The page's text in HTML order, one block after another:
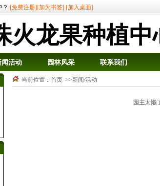
？ [免费注册][加为书签] [加入桌面]
火龙果种植中
闻活动 园林风采 联系我们
当前位置： 首页 >>新闻/活动
园主太懒